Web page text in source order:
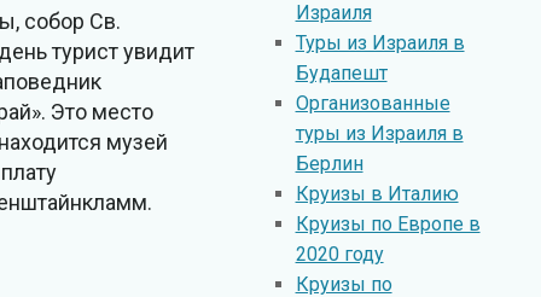
собор Св.
турист увидит
Это место
музей
Израиля
Туры из Израиля в
Будапешт
Организованные
туры из Израиля в
Берлин
Круизы в Италию
Круизы по Европе в
2020 году
Круизы по